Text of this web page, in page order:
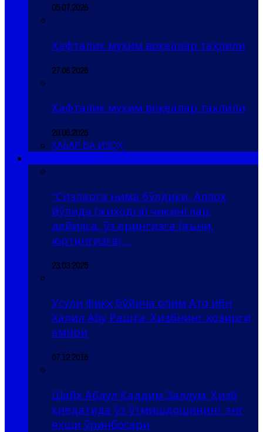
05.07.2026
Ҳафталик муҳим воқеалар таҳлили
27.06.2026
Ҳафталик муҳим воқеалар таҳлили
20.06.2026
ХАБАР ВА ИЗОҲ
“Сизларга нима бўлдики, Аллоҳ
йўлида (жиҳодга) чиқинглар,
дейилса, ўз ерингизга (яъни,
юртингизга) ...
23.03.2025
Усули фиқҳ бўйича олим Ато ибн
Халил Абу Рашта: Ҳизбнинг ҳозирги
амири
07.12.2016
Шайх Абдул Қаддим Заллум: Ҳизб
қиёдатида ўз ўтмишдошининг энг
яхши ўринбосари